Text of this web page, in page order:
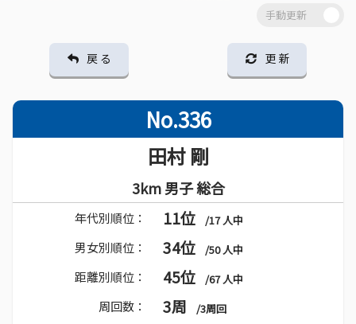
戻 る 更 新
No.336
田村 剛
3km 男子 総合
年代別順位： 11位 /17 人中
男女別順位： 34位 /50 人中
距離別順位： 45位 /67 人中
周回数： 3周 /3周回